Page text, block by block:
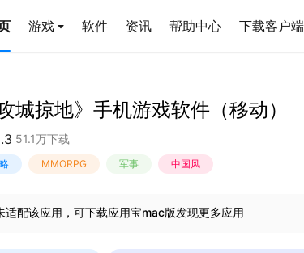
游戏 软件 资讯 帮助中心 下载客户端
攻城掠地》手机游戏软件（移动）
51.1万下载
MMORPG 军事 中国风
适配该应用，可下载应用宝mac版发现更多应用